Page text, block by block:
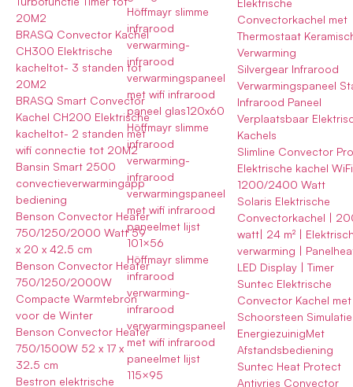
20M2
BRASQ Convector Kachel
CH300 Elektrische
kacheltot- 3 standen tot
20M2
BRASQ Smart Convector
Kachel CH200 Elektrische
kacheltot- 2 standen met
wifi connectie tot 20M2
Bansin Smart 2500
convectieverwarmingapp
bediening
Benson Convector Heater
750/1250/2000 Watt 59
x 20 x 42.5 cm
Benson Convector Heater
750/1250/2000W
Compacte Warmtebron
voor de Winter
Benson Convector Heater
750/1500W 52 x 17 x
32.5 cm
Bestron elektrische
Höffmayr slimme
infrarood
verwarming-
infrarood
verwarmingspaneel
met wifi infrarood
paneel glas120x60
Höffmayr slimme
infrarood
verwarming-
infrarood
verwarmingspaneel
met wifi infrarood
paneelmet lijst
101×56
Höffmayr slimme
infrarood
verwarming-
infrarood
verwarmingspaneel
met wifi infrarood
paneelmet lijst
115×95
Elektrische
Convectorkachel met
Thermostaat
Verwarming
Silvergear Infrarood
Verwarmingspaneel
Infrarood Paneel
Verplaatsbaar
Kachels
Slimline Convector
Elektrische kachel WiFi
1200/2400 Watt
Solaris Elektrische
Convectorkachel |
watt| 24 m² |
verwarming |
LED Display | Timer
Suntec Elektrische
Convector Kachel met
Schoorsteen Simulatie
EnergiezuinigMet
Afstandsbediening
Suntec Heat Protect
Antivries Convector